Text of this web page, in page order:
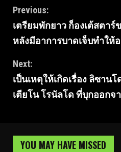
Continue
Reading
Previous:
เตรียมพักยาว ก็องเต้สตาร์
หลังมีอาการบาดเจ็บทำให้
Next:
เป็นเหตุให้เกิดเรื่อง ลิซาน
เตียโน โรนัลโด ที่บุกออกจ
YOU MAY HAVE MISSED